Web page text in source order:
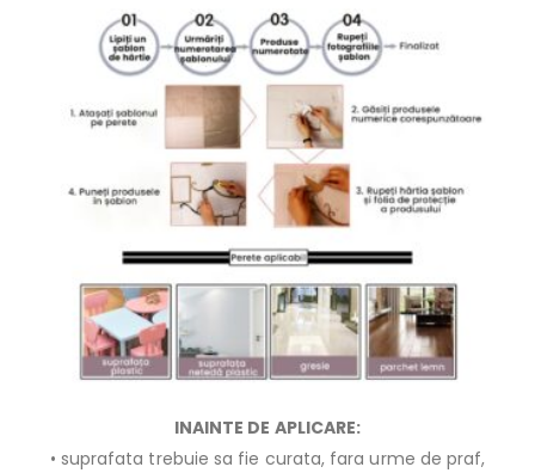
INAINTE DE APLICARE:
• suprafata trebuie sa fie curata, fara urme de praf,